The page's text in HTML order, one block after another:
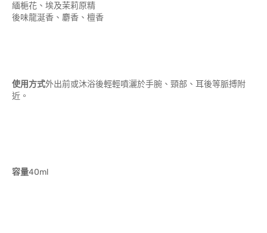
緬梔花、埃及茉莉原精
後味龍涎香、麝香、檀香
使用方式外出前或沐浴後輕輕噴灑於手腕、頸部、耳後等脈搏附
近。
容量40ml